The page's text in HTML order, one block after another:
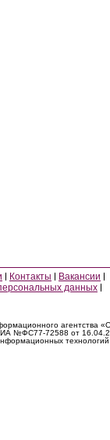
Контакты
Вакансии
данных
агентства
ИА №ФС77-72588 от